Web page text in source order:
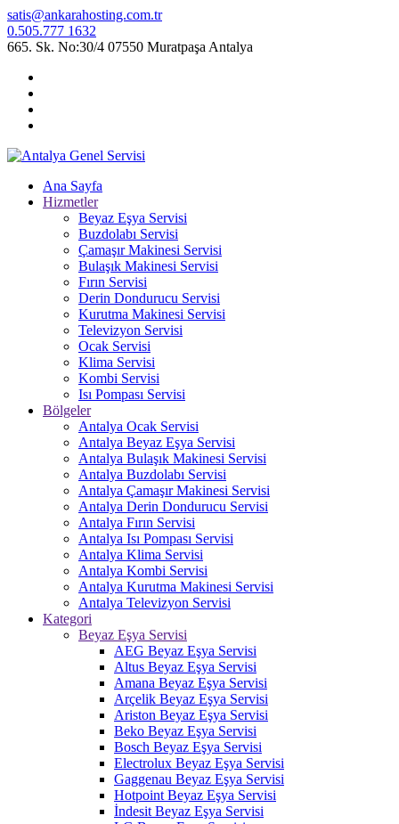
satis@ankarahosting.com.tr
0.505.777 1632
665. Sk. No:30/4 07550 Muratpaşa Antalya
Ana Sayfa
Hizmetler
Beyaz Eşya Servisi
Buzdolabı Servisi
Çamaşır Makinesi Servisi
Bulaşık Makinesi Servisi
Fırın Servisi
Derin Dondurucu Servisi
Kurutma Makinesi Servisi
Televizyon Servisi
Ocak Servisi
Klima Servisi
Kombi Servisi
Isı Pompası Servisi
Bölgeler
Antalya Ocak Servisi
Antalya Beyaz Eşya Servisi
Antalya Bulaşık Makinesi Servisi
Antalya Buzdolabı Servisi
Antalya Çamaşır Makinesi Servisi
Antalya Derin Dondurucu Servisi
Antalya Fırın Servisi
Antalya Isı Pompası Servisi
Antalya Klima Servisi
Antalya Kombi Servisi
Antalya Kurutma Makinesi Servisi
Antalya Televizyon Servisi
Kategori
Beyaz Eşya Servisi
AEG Beyaz Eşya Servisi
Altus Beyaz Eşya Servisi
Amana Beyaz Eşya Servisi
Arçelik Beyaz Eşya Servisi
Ariston Beyaz Eşya Servisi
Beko Beyaz Eşya Servisi
Bosch Beyaz Eşya Servisi
Electrolux Beyaz Eşya Servisi
Gaggenau Beyaz Eşya Servisi
Hotpoint Beyaz Eşya Servisi
İndesit Beyaz Eşya Servisi